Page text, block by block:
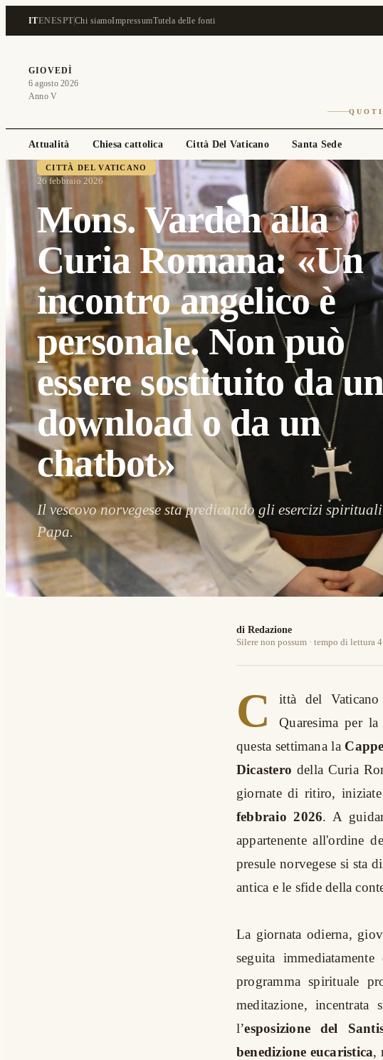
ITENESPTChi siamoImpressumTutela delle fonti
GIOVEDÌ
6 agosto 2026
Anno V
Attualità Chiesa cattolica Città Del Vaticano Santa Sede
CITTÀ DEL VATICANO
26 febbraio 2026
Mons. Varden alla
Curia Romana: «Un
incontro angelico è
personale. Non può
essere sostituito da
download o da un
chatbot»
Il vescovo norvegese sta predicando gli esercizi
Papa.
di Redazione
Silere non possum · tempo di lettura
C
ittà del
Quaresima per
questa settimana la
Dicastero della Curia
giornate di ritiro,
febbraio 2026. A
appartenente all'ordine
presule norvegese si sta
antica e le sfide della
La giornata odierna,
seguita
programma spirituale
meditazione, incentrata
l’esposizione del
benedizione eucaristica,